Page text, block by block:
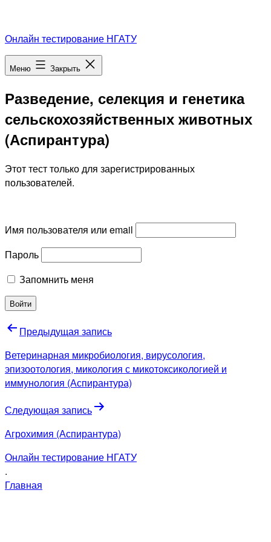
Перейти
к
содержимому
Онлайн тестирование НГАТУ
Меню Закрыть
Разведение, селекция и генетика
сельскохозяйственных животных
(Аспирантура)
Этот тест только для зарегистрированных
пользователей.
Имя пользователя или email
Пароль
Запомнить меня
Навигация
по
записям
Предыдущая запись
Ветеринарная микробиология, вирусология,
эпизоотология, микология с микотоксикологией и
иммунология (Аспирантура)
Следующая запись
Агрохимия (Аспирантура)
Онлайн тестирование НГАТУ
.
Главная